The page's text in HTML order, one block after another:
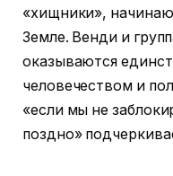
«хищники»,
Земле. Венди и
оказываются
человечеством и
«если мы не
поздно»